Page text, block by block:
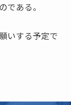
である。
いする予定で